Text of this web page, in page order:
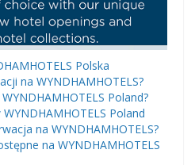
Polska
na WYNDHAMHOTELS?
Poland?
Poland
na WYNDHAMHOTELS?
na WYNDHAMHOTELS